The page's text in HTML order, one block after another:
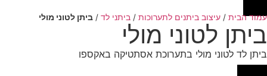
עמוד הבית / עיצוב ביתנים לתערוכות / ביתני לד / ביתן לטוני מולי
ביתן לטוני מולי
ביתן לד לטוני מולי בתערוכת אסתטיקה באקספו